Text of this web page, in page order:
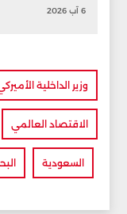
6 آب 2026
وزير الداخلية
الاقتصاد العالمي
السعودية